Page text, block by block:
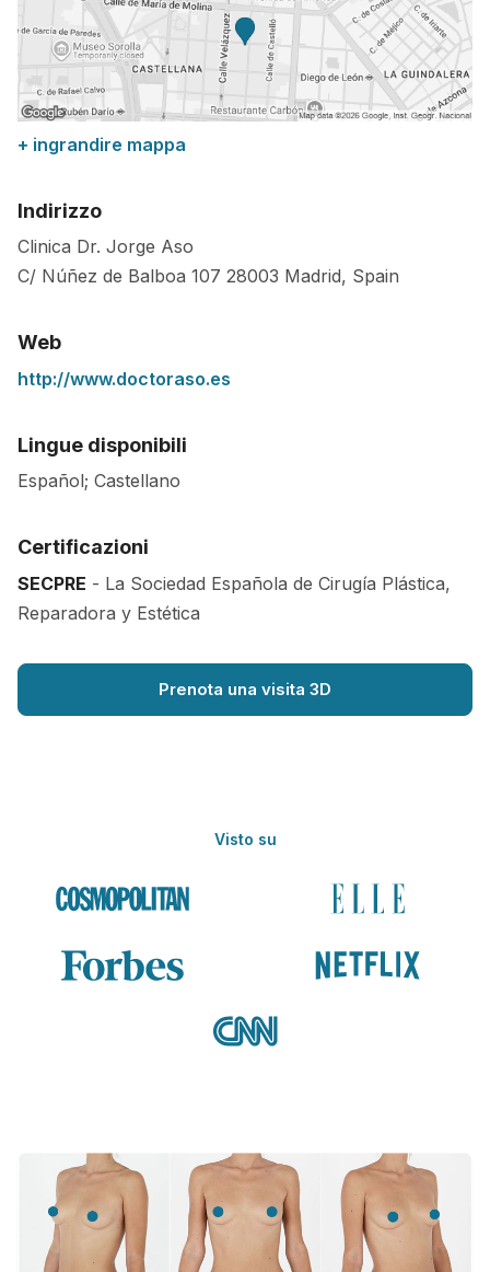
+ ingrandire mappa
Indirizzo
Clinica Dr. Jorge Aso
C/ Núñez de Balboa 107 28003 Madrid, Spain
Web
http://www.doctoraso.es
Lingue disponibili
Español; Castellano
Certificazioni
SECPRE - La Sociedad Española de Cirugía Plástica,
Reparadora y Estética
Prenota una visita 3D
Visto su